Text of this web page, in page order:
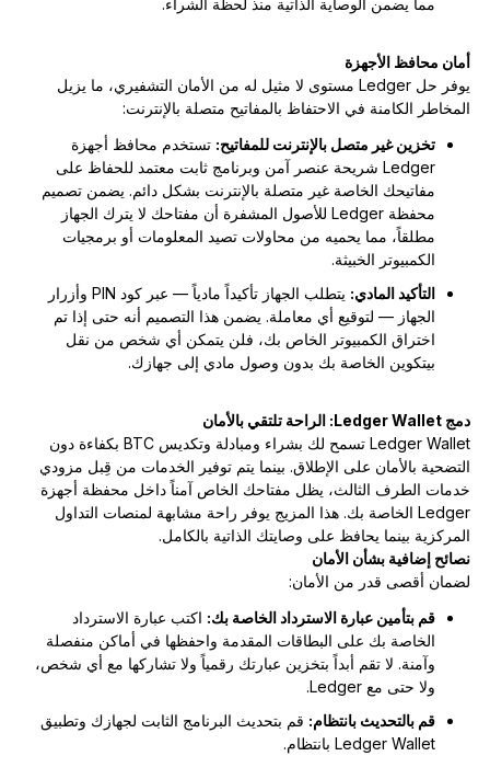
مما يضمن الوصاية الذاتية منذ لحظة الشراء.
أمان محافظ الأجهزة
يوفر حل Ledger مستوى لا مثيل له من الأمان التشفيري، ما يزيل
المخاطر الكامنة في الاحتفاظ بالمفاتيح متصلة بالإنترنت:
تخزين غير متصل بالإنترنت للمفاتيح: تستخدم محافظ أجهزة
Ledger شريحة عنصر آمن وبرنامج ثابت معتمد للحفاظ على
مفاتيحك الخاصة غير متصلة بالإنترنت بشكل دائم. يضمن تصميم
محفظة Ledger للأصول المشفرة أن مفتاحك لا يترك الجهاز
مطلقاً، مما يحميه من محاولات تصيد المعلومات أو برمجيات
الكمبيوتر الخبيثة.
التأكيد المادي:
يتطلب الجهاز تأكيداً مادياً — عبر كود PIN وأزرار
الجهاز — لتوقيع أي معاملة. يضمن هذا التصميم أنه حتى إذا تم
اختراق الكمبيوتر الخاص بك، فلن يتمكن أي شخص من نقل
بيتكوين الخاصة بك بدون وصول مادي إلى جهازك.
دمج Ledger Wallet: الراحة تلتقي بالأمان
Ledger Wallet تسمح لك بشراء ومبادلة وتكديس BTC بكفاءة دون
التضحية بالأمان على الإطلاق. بينما يتم توفير الخدمات من قِبل مزودي
خدمات الطرف الثالث، يظل مفتاحك الخاص آمناً داخل محفظة أجهزة
Ledger الخاصة بك. هذا المزيج يوفر راحة مشابهة لمنصات التداول
المركزية بينما يحافظ على وصايتك الذاتية بالكامل.
نصائح إضافية بشأن الأمان
لضمان أقصى قدر من الأمان:
قم بتأمين عبارة الاسترداد الخاصة بك: اكتب عبارة الاسترداد
الخاصة بك على البطاقات المقدمة واحفظها في أماكن منفصلة
وآمنة. لا تقم أبداً بتخزين عبارتك رقمياً ولا تشاركها مع أي شخص،
ولا حتى مع Ledger.
قم بالتحديث بانتظام: قم بتحديث البرنامج الثابت لجهازك وتطبيق
Ledger Wallet بانتظام.